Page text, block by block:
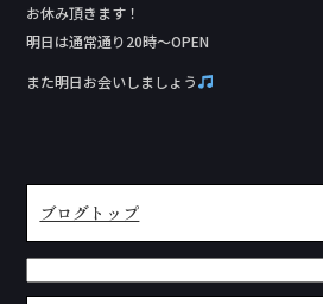
お休み頂きます！
明日は通常通り20時〜OPEN
また明日お会いしましょう
ブログトップ